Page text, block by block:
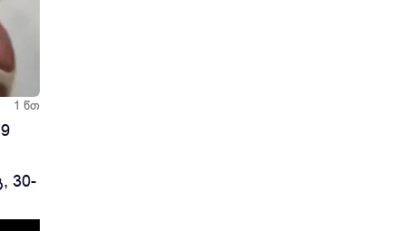
1 წთ
30-